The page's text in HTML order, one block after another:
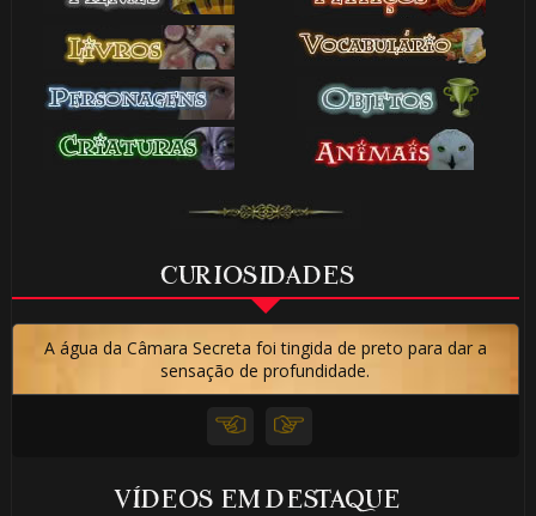
CURIOSIDADES
A água da Câmara Secreta foi tingida de preto para dar a
sensação de profundidade.
VÍDEOS EM DESTAQUE